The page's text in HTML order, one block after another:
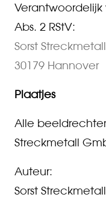
Abs. 2 RStV:
Sorst
30179 Hannover
Plaatjes
Alle
Streckmetall
Auteur:
Sorst